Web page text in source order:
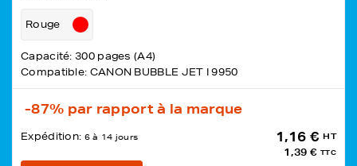
Rouge
Capacité: 300 pages (A4)
Compatible: CANON BUBBLE JET I 9950
-87% par rapport à la marque
Expédition: 6 à 14 jours 1,16 € HT
1,39 € TTC